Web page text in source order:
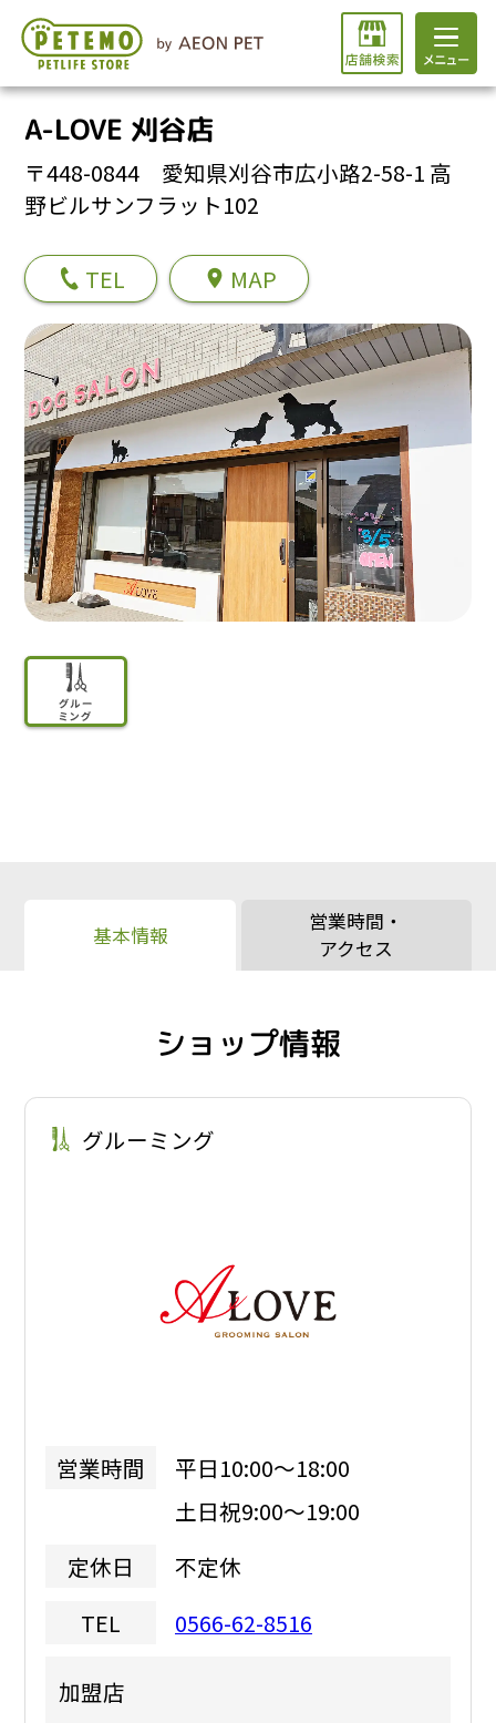
A-LOVE 刈谷店
〒448-0844 愛知県刈谷市広小路2-58-1 高
野ビルサンフラット102
TEL MAP
基本情報
営業時間・
アクセス
ショップ情報
グルーミング
営業時間
平日10:00～18:00
土日祝9:00～19:00
定休日
不定休
TEL
0566-62-8516
加盟店